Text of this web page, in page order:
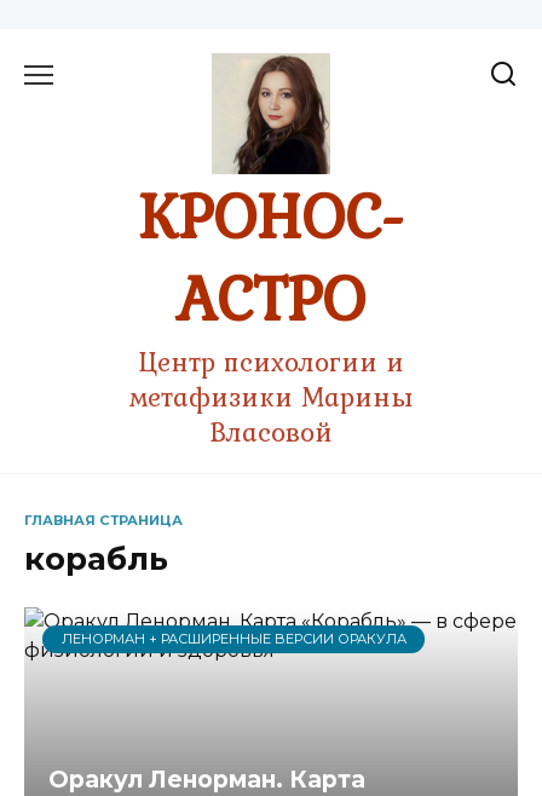
КРОНОС-
АСТРО
Центр психологии и
метафизики Марины
Власовой
ГЛАВНАЯ СТРАНИЦА
корабль
ЛЕНОРМАН + РАСШИРЕННЫЕ ВЕРСИИ ОРАКУЛА
Оракул Ленорман. Карта